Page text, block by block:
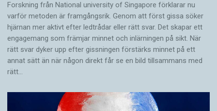
Forskning från National university of Singa­pore förklarar nu
varför metoden är framgångsrik. Genom att först gissa ­söker
hjärnan mer aktivt ­efter ledtrådar eller rätt svar. Det skapar ett
engagemang som främjar minnet och inlärningen på sikt. När
rätt svar dyker upp efter gissningen förstärks minnet på ett
annat sätt än när någon direkt får se en bild tillsammans med
rätt…